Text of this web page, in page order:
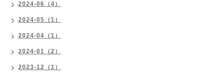
2024-06（4）
2024-05（1）
2024-04（1）
2024-01（2）
2023-12（1）